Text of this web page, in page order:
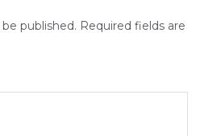
published. Required fields are